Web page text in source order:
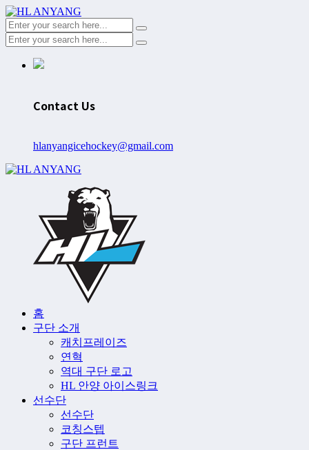
Contact Us
hlanyangicehockey@gmail.com
홈
구단 소개
캐치프레이즈
연혁
역대 구단 로고
HL 안양 아이스링크
선수단
선수단
코칭스텝
구단 프런트